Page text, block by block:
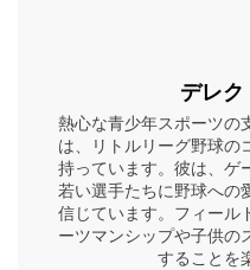
デレク
熱心な青少年スポーツの
は、リトルリーグ野球の
持っています。彼は、ゲ
若い選手たちに野球への
信じています。フィール
ーツマンシップや子供の
することを